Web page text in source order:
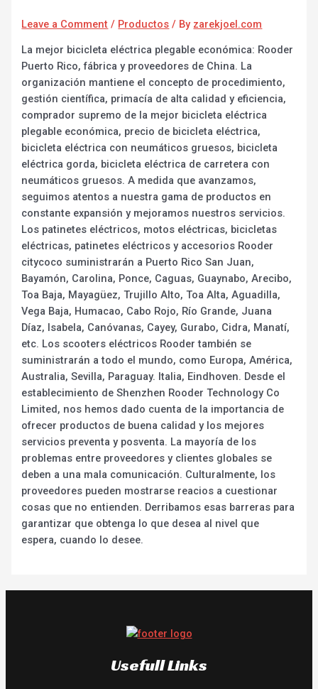
Leave a Comment / Productos / By zarekjoel.com
La mejor bicicleta eléctrica plegable económica: Rooder
Puerto Rico, fábrica y proveedores de China. La
organización mantiene el concepto de procedimiento,
gestión científica, primacía de alta calidad y eficiencia,
comprador supremo de la mejor bicicleta eléctrica
plegable económica, precio de bicicleta eléctrica,
bicicleta eléctrica con neumáticos gruesos, bicicleta
eléctrica gorda, bicicleta eléctrica de carretera con
neumáticos gruesos. A medida que avanzamos,
seguimos atentos a nuestra gama de productos en
constante expansión y mejoramos nuestros servicios.
Los patinetes eléctricos, motos eléctricas, bicicletas
eléctricas, patinetes eléctricos y accesorios Rooder
citycoco suministrarán a Puerto Rico San Juan,
Bayamón, Carolina, Ponce, Caguas, Guaynabo, Arecibo,
Toa Baja, Mayagüez, Trujillo Alto, Toa Alta, Aguadilla,
Vega Baja, Humacao, Cabo Rojo, Río Grande, Juana
Díaz, Isabela, Canóvanas, Cayey, Gurabo, Cidra, Manatí,
etc. Los scooters eléctricos Rooder también se
suministrarán a todo el mundo, como Europa, América,
Australia, Sevilla, Paraguay. Italia, Eindhoven. Desde el
establecimiento de Shenzhen Rooder Technology Co
Limited, nos hemos dado cuenta de la importancia de
ofrecer productos de buena calidad y los mejores
servicios preventa y posventa. La mayoría de los
problemas entre proveedores y clientes globales se
deben a una mala comunicación. Culturalmente, los
proveedores pueden mostrarse reacios a cuestionar
cosas que no entienden. Derribamos esas barreras para
garantizar que obtenga lo que desea al nivel que
espera, cuando lo desee.
Usefull Links